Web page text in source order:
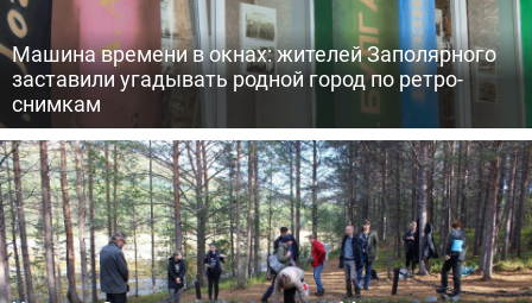
Машина времени в окнах: жителей Заполярного
заставили угадывать родной город по ретро-
снимкам